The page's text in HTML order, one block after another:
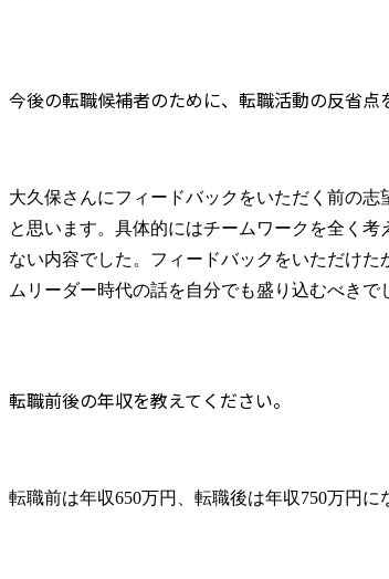
今後の転職候補者のために、転職活動の反省点
大久保さんにフィードバックをいただく前の
と思います。具体的にはチームワークを全く
ない内容でした。フィードバックをいただけ
ムリーダー時代の話を自分でも盛り込むべきで
転職前後の年収を教えてください。
転職前は年収650万円、転職後は年収750万円に